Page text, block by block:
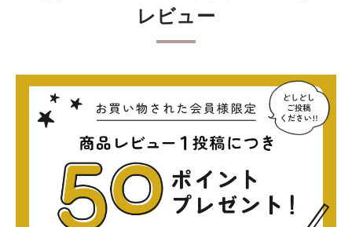
レビュー